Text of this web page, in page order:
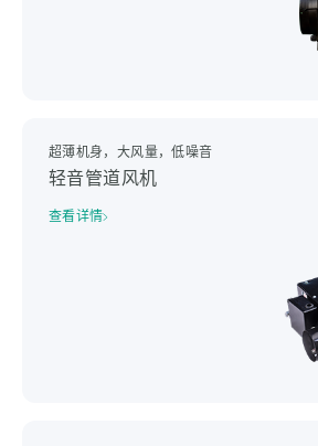
超薄机身，大风量，低噪音
轻音管道风机
查看详情